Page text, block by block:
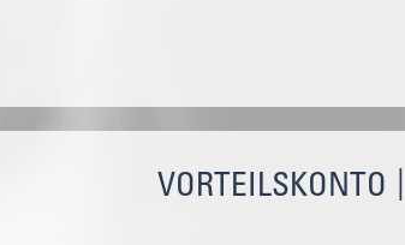
VORTEILSKONTO